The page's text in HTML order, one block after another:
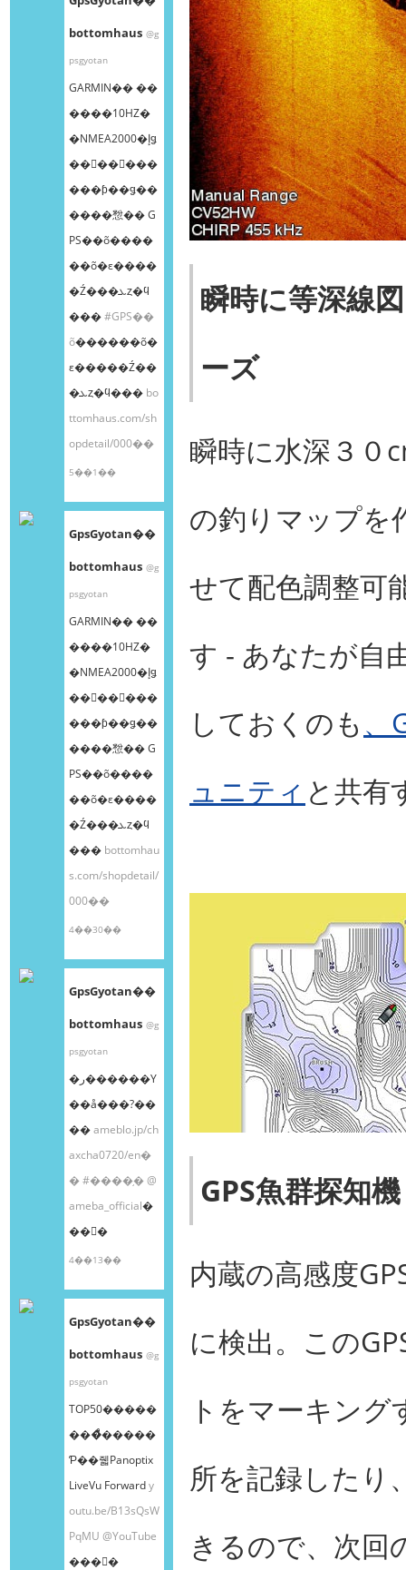
bottomhaus @g
psgyotan
GARMIN�� ��
����10HZ�
�NMEA2000�إǥ
��󥰥��󥵡���
���ƥ��ǥ��
����㥹�� G
PS��õ����
��õ�ε����
�Ź���ܥȥ�ϥ
���#GPS��
õ������õ�
ε�����Ź��
�ܥȥ�ϥ��� bo
ttomhaus.com/sh
opdetail/000��
5��1��
GpsGyotan��
bottomhaus @g
psgyotan
GARMIN�� ��
����10HZ�
�NMEA2000�إǥ
��󥰥��󥵡���
���ƥ��ǥ��
����㥹�� G
PS��õ����
��õ�ε����
�Ź���ܥȥ�ϥ
��� bottomhau
s.com/shopdetail/
000��
4��30��
GpsGyotan��
bottomhaus @g
psgyotan
�ر������Υ
��å���?��
��ameblo.jp/ch
axcha0720/en�
�#����֥�@
ameba_official�
��󤫤�
4��13��
GpsGyotan��
bottomhaus @g
psgyotan
TOP50�����
���ͤ�����
Ƥ��줿Panoptix
LiveVu Forwardy
outu.be/B13sQsW
PqMU @YouTube
���󤫤�
瞬時に等深線
ーズ
瞬時に水深３０
の釣りマップを
せて配色調整可
す - あなたが自
しておくのも 、
ュニティ と共有
GPS魚群探知機
内蔵の高感度
に検出。この
トをマーキン
所を記録したり
きるので、次回